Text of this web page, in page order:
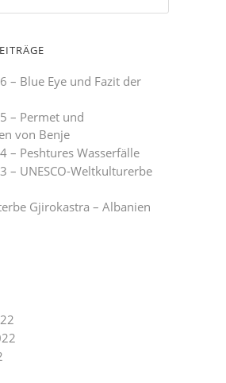
– Blue Eye und Fazit der
– Permet und
von Benje
– Peshtures Wasserfälle
– UNESCO-Weltkulturerbe
Gjirokastra – Albanien